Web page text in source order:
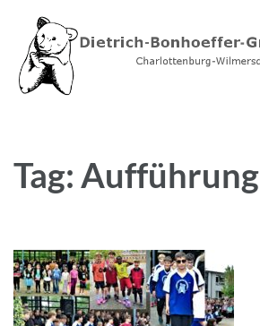
Tag: Aufführung